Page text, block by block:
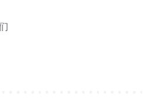
不小，销售额有所增长，利润
现有变体系列，旧的变体向导
，我的亚马逊链接排名会涨
下明明有好几个在售的第三
都是问号：这又是什么新兴工具
才发现，整个流程包含 7 个环节
日 期间执行，涉及 FBA、
面几次案例分享之后也有一些
吗？